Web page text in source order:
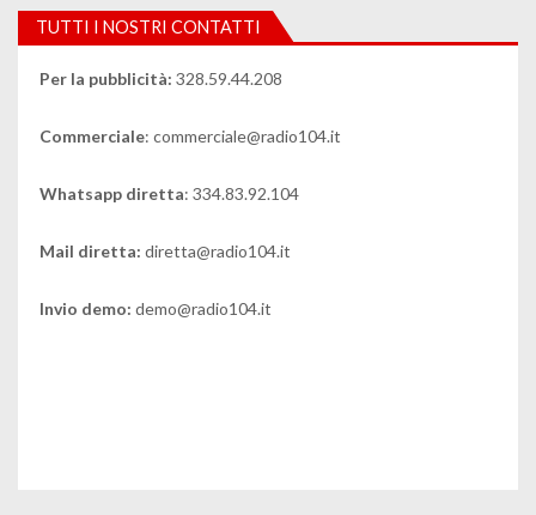
TUTTI I NOSTRI CONTATTI
Per la pubblicità: 328.59.44.208
Commerciale: commerciale@radio104.it
Whatsapp diretta: 334.83.92.104
Mail diretta: diretta@radio104.it
Invio demo: demo@radio104.it